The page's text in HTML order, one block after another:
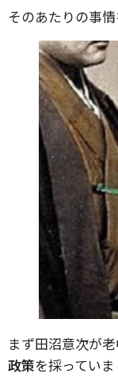
そのあたりの事
まず田沼意次が
政策を採っていま